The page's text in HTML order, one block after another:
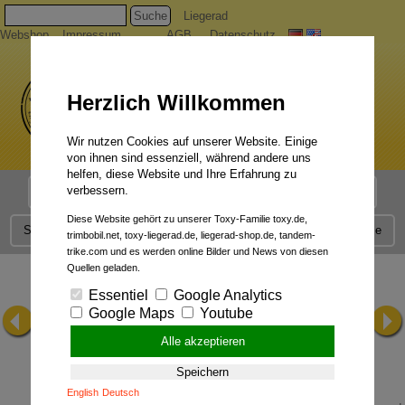
Suche
Liegerad
Webshop
Impressum AGB Datenschutz
Liegerad Modelle
Service Qualität Liegerad News Kontakt Presse
Herzlich Willkommen
Wir nutzen Cookies auf unserer Website. Einige
von ihnen sind essenziell, während andere uns
helfen, diese Website und Ihre Erfahrung zu
verbessern.
Diese Website gehört zu unserer Toxy-Familie toxy.de,
trimbobil.net, toxy-liegerad.de, liegerad-shop.de, tandem-
trike.com und es werden online Bilder und News von diesen
Quellen geladen.
Essentiel
Google Analytics
Google Maps
Youtube
Alle akzeptieren
Speichern
English Deutsch